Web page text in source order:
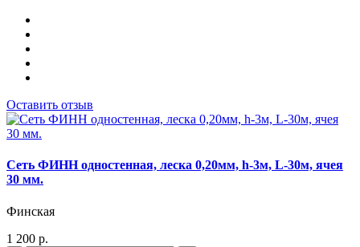
Оставить отзыв
Сеть ФИНН одностенная, леска 0,20мм, h-3м, L-30м, ячея
30 мм.
Финская
1 200 р.